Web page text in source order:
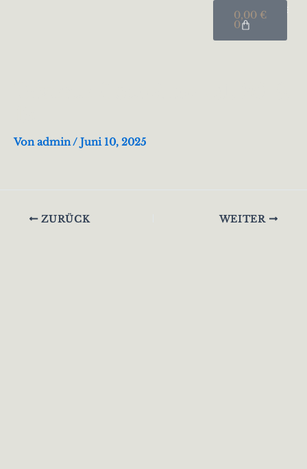
0,00 €
0
Warenkorb
Vonadmin/ Juni 10, 2025
ZURÜCK WEITER